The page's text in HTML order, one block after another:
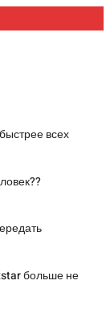
всех
больше не